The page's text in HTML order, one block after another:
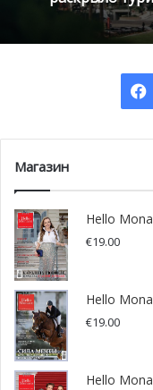
в расследование
Именно данное
Магазин
Hello
€19.00
Hello
€19.00
Hello